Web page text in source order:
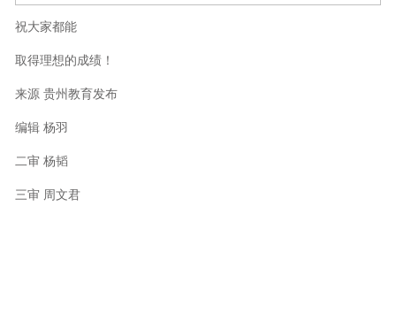
祝大家都能
取得理想的成绩！
来源 贵州教育发布
编辑 杨羽
二审 杨韬
三审 周文君